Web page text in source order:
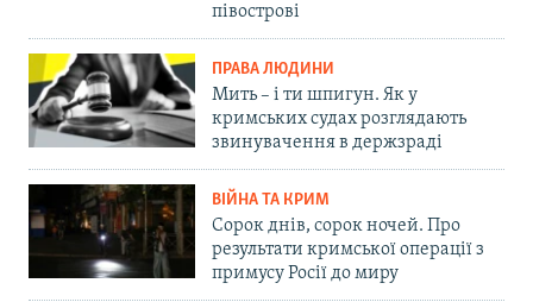
півострові
ПРАВА ЛЮДИНИ
Мить – і ти шпигун. Як у
кримських судах розглядають
звинувачення в держзраді
ВІЙНА ТА КРИМ
Сорок днів, сорок ночей. Про
результати кримської операції з
примусу Росії до миру